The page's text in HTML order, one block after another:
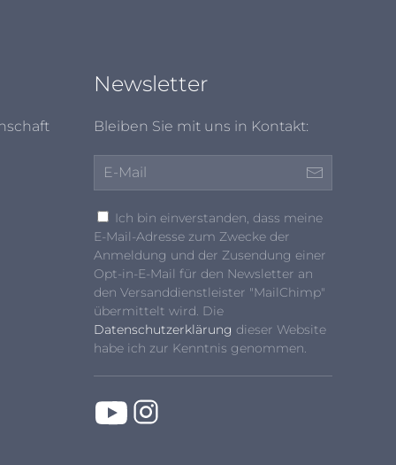
Newsletter
Bleiben Sie mit uns in Kontakt:
Ich bin einverstanden, dass meine
E-Mail-Adresse zum Zwecke der
Anmeldung und der Zusendung einer
Opt-in-E-Mail für den Newsletter an
den Versanddienstleister "MailChimp"
übermittelt wird. Die
Datenschutzerklärung dieser Website
habe ich zur Kenntnis genommen.